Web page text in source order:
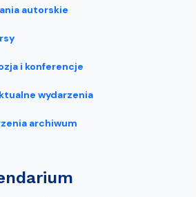
autorskie
i konferencje
wydarzenia
archiwum